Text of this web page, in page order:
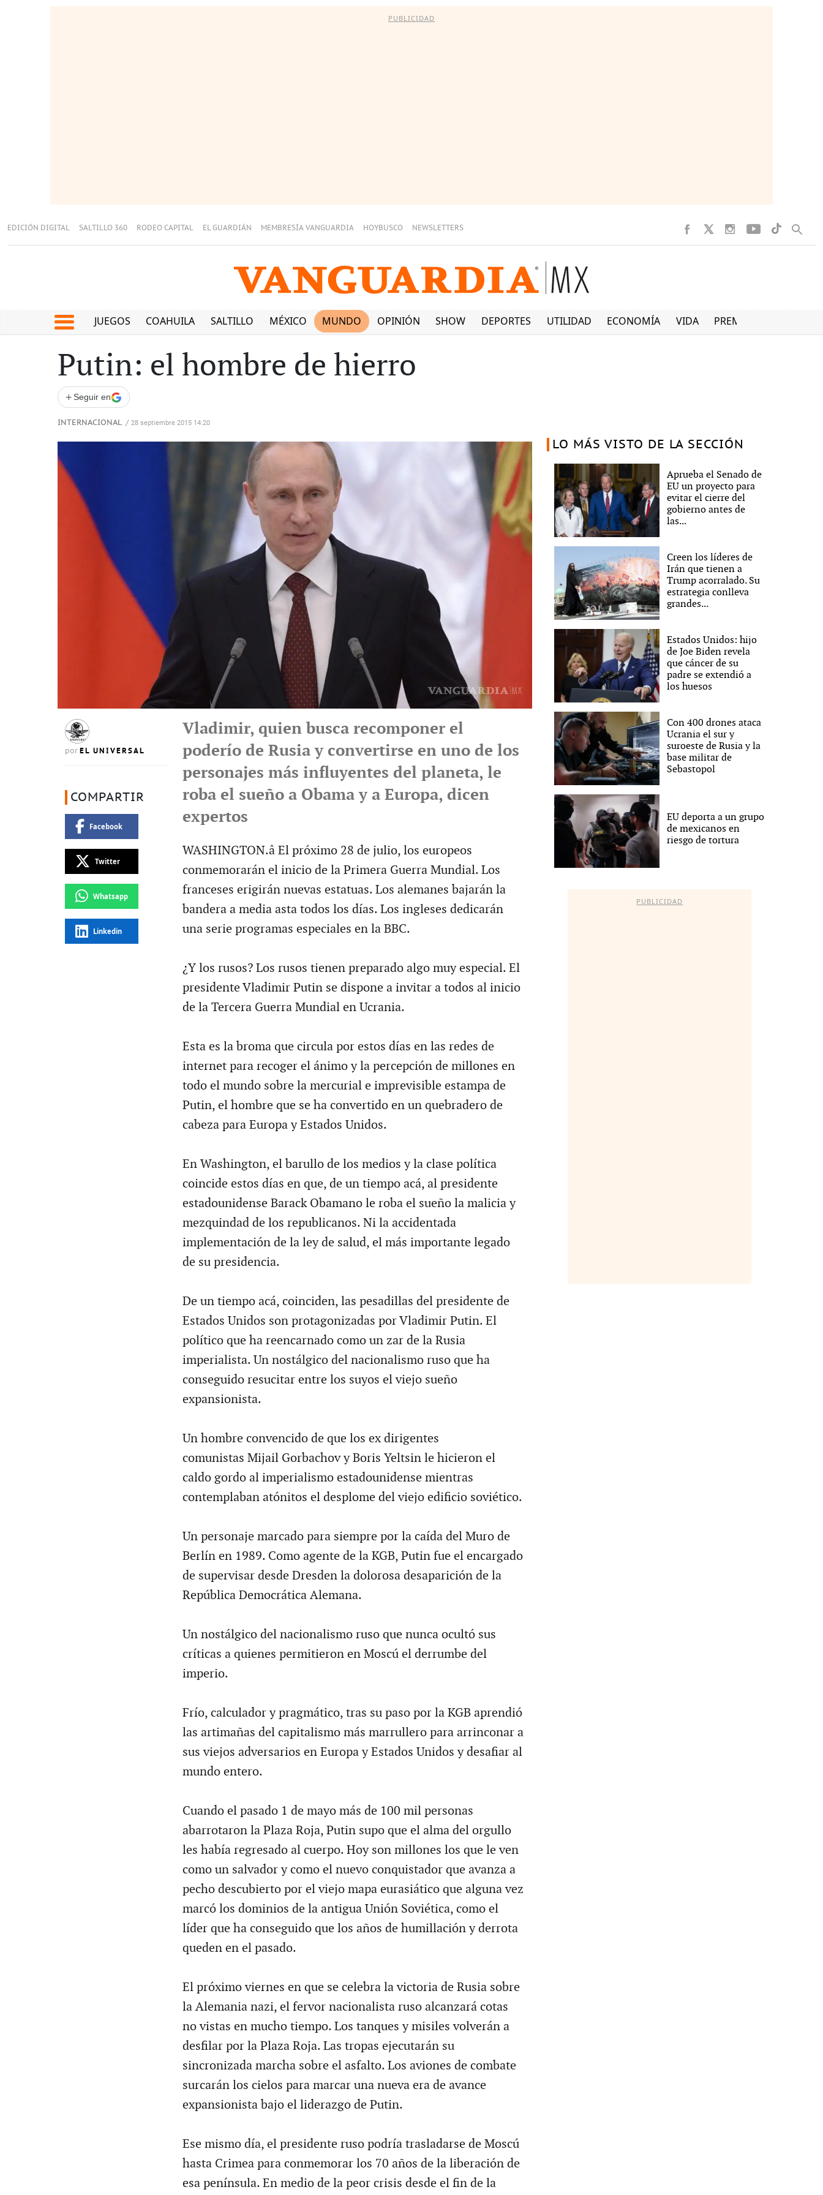
PUBLICIDAD
EDICIÓN DIGITAL SALTILLO 360 RODEO CAPITAL EL GUARDIÁN MEMBRESÍA VANGUARDIA HOYBUSCO NEWSLETTERS
JUEGOS COAHUILA SALTILLO MÉXICO MUNDO OPINIÓN SHOW DEPORTES UTILIDAD ECONOMÍA VIDA PREMIUM
Putin: el hombre de hierro
+ Seguir en
INTERNACIONAL / 28 septiembre 2015 14:20
por EL UNIVERSAL
COMPARTIR
Facebook
Twitter
Whatsapp
Linkedin
Vladimir, quien busca recomponer el
poderío de Rusia y convertirse en uno de los
personajes más influyentes del planeta, le
roba el sueño a Obama y a Europa, dicen
expertos
WASHINGTON.â El próximo 28 de julio, los europeos
conmemorarán el inicio de la Primera Guerra Mundial. Los
franceses erigirán nuevas estatuas. Los alemanes bajarán la
bandera a media asta todos los días. Los ingleses dedicarán
una serie programas especiales en la BBC.
¿Y los rusos? Los rusos tienen preparado algo muy especial. El
presidente Vladimir Putin se dispone a invitar a todos al inicio
de la Tercera Guerra Mundial en Ucrania.
Esta es la broma que circula por estos días en las redes de
internet para recoger el ánimo y la percepción de millones en
todo el mundo sobre la mercurial e imprevisible estampa de
Putin, el hombre que se ha convertido en un quebradero de
cabeza para Europa y Estados Unidos.
En Washington, el barullo de los medios y la clase política
coincide estos días en que, de un tiempo acá, al presidente
estadounidense Barack Obamano le roba el sueño la malicia y
mezquindad de los republicanos. Ni la accidentada
implementación de la ley de salud, el más importante legado
de su presidencia.
De un tiempo acá, coinciden, las pesadillas del presidente de
Estados Unidos son protagonizadas por Vladimir Putin. El
político que ha reencarnado como un zar de la Rusia
imperialista. Un nostálgico del nacionalismo ruso que ha
conseguido resucitar entre los suyos el viejo sueño
expansionista.
Un hombre convencido de que los ex dirigentes
comunistas Mijail Gorbachov y Boris Yeltsin le hicieron el
caldo gordo al imperialismo estadounidense mientras
contemplaban atónitos el desplome del viejo edificio soviético.
Un personaje marcado para siempre por la caída del Muro de
Berlín en 1989. Como agente de la KGB, Putin fue el encargado
de supervisar desde Dresden la dolorosa desaparición de la
República Democrática Alemana.
Un nostálgico del nacionalismo ruso que nunca ocultó sus
críticas a quienes permitieron en Moscú el derrumbe del
imperio.
Frío, calculador y pragmático, tras su paso por la KGB aprendió
las artimañas del capitalismo más marrullero para arrinconar a
sus viejos adversarios en Europa y Estados Unidos y desafiar al
mundo entero.
Cuando el pasado 1 de mayo más de 100 mil personas
abarrotaron la Plaza Roja, Putin supo que el alma del orgullo
les había regresado al cuerpo. Hoy son millones los que le ven
como un salvador y como el nuevo conquistador que avanza a
pecho descubierto por el viejo mapa eurasiático que alguna vez
marcó los dominios de la antigua Unión Soviética, como el
líder que ha conseguido que los años de humillación y derrota
queden en el pasado.
El próximo viernes en que se celebra la victoria de Rusia sobre
la Alemania nazi, el fervor nacionalista ruso alcanzará cotas
no vistas en mucho tiempo. Los tanques y misiles volverán a
desfilar por la Plaza Roja. Las tropas ejecutarán su
sincronizada marcha sobre el asfalto. Los aviones de combate
surcarán los cielos para marcar una nueva era de avance
expansionista bajo el liderazgo de Putin.
Ese mismo día, el presidente ruso podría trasladarse de Moscú
hasta Crimea para conmemorar los 70 años de la liberación de
esa península. En medio de la peor crisis desde el fin de la
LO MÁS VISTO DE LA SECCIÓN
Aprueba el Senado de
EU un proyecto para
evitar el cierre del
gobierno antes de
las...
Creen los líderes de
Irán que tienen a
Trump acorralado. Su
estrategia conlleva
grandes...
Estados Unidos: hijo
de Joe Biden revela
que cáncer de su
padre se extendió a
los huesos
Con 400 drones ataca
Ucrania el sur y
suroeste de Rusia y la
base militar de
Sebastopol
EU deporta a un grupo
de mexicanos en
riesgo de tortura
PUBLICIDAD